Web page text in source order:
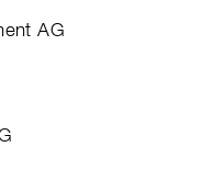
AG